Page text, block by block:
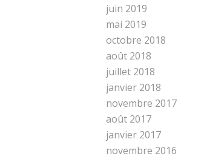
juin 2019
mai 2019
octobre 2018
août 2018
juillet 2018
janvier 2018
novembre 2017
août 2017
janvier 2017
novembre 2016